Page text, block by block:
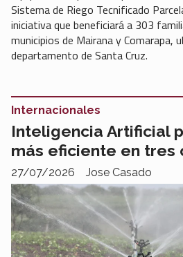
Sistema de Riego Tecnificado
iniciativa que beneficiará a 303
municipios de Mairana y Comarapa,
departamento de Santa Cruz.
Inteligencia Artificial
más eficiente en tres
Jose Casado
Internacionales
27/07/2026